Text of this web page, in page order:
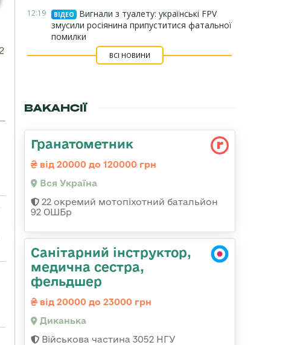
12:19 ВІДЕО
Вигнали з туалету: українські FPV
змусили росіянина припуститися фатальної
помилки
ВСІ НОВИНИ
ВАКАНСІЇ
Гранатометник
від 20000 до 120000 грн
Вся Україна
22 окремий мотопіхотний батальйон
92 ОШБр
Санітарний інструктор,
медична сестра,
фельдшер
від 20000 до 23000 грн
Диканька
Військова частина 3052 НГУ